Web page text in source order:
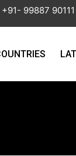
99887 90111